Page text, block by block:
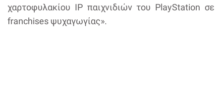
χαρτοφυλακίου IP παιχνιδιών του PlayStation σε
franchises ψυχαγωγίας».